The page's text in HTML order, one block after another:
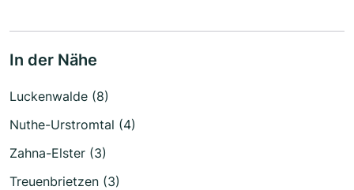
In der Nähe
Luckenwalde (8)
Nuthe-Urstromtal (4)
Zahna-Elster (3)
Treuenbrietzen (3)